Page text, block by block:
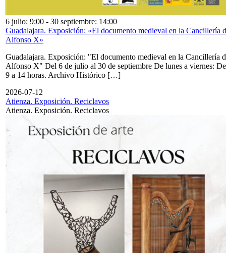
6 julio: 9:00 - 30 septiembre: 14:00
Guadalajara. Exposición: «El documento medieval en la Cancillería
Alfonso X»
Guadalajara. Exposición: "El documento medieval en la Cancillería
Alfonso X" Del 6 de julio al 30 de septiembre De lunes a viernes: De
9 a 14 horas. Archivo Histórico […]
2026-07-12
Atienza. Exposición. Reciclavos
Atienza. Exposición. Reciclavos